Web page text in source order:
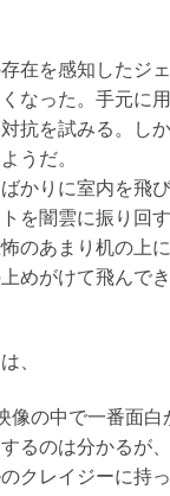
在を感知したジ
なった。手元に
抗を試みる。し
うだ。
かりに室内を飛
を闇雲に振り回
のあまり机の上
めがけて飛んで
、
像の中で一番面白
するのは分かるが
クレイジーに持